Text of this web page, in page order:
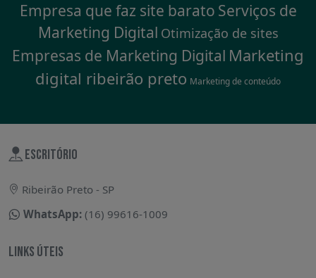
Empresa que faz site barato Serviços de
Marketing Digital Otimização de sites
Empresas de Marketing Digital Marketing
digital ribeirão preto Marketing de conteúdo
ESCRITÓRIO
Ribeirão Preto - SP
WhatsApp: (16) 99616-1009
LINKS ÚTEIS